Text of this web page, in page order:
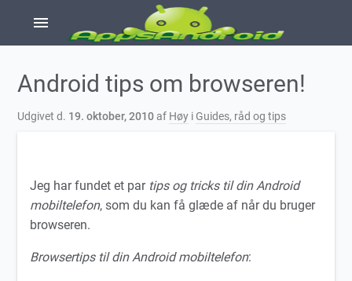
menu
Android tips om browseren!
Udgivet d. 19. oktober, 2010af Høy i Guides, råd og tips
Jeg har fundet et par tips og tricks til din Android
mobiltelefon, som du kan få glæde af når du bruger
browseren.
Browsertips til din Android mobiltelefon: